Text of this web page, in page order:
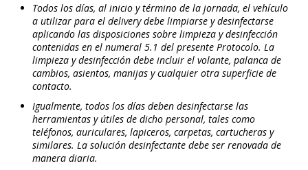
Todos los días, al inicio y término de la jornada, el vehículo
a utilizar para el delivery debe limpiarse y desinfectarse
aplicando las disposiciones sobre limpieza y desinfección
contenidas en el numeral 5.1 del presente Protocolo. La
limpieza y desinfección debe incluir el volante, palanca de
cambios, asientos, manijas y cualquier otra superficie de
contacto.
Igualmente, todos los días deben desinfectarse las
herramientas y útiles de dicho personal, tales como
teléfonos, auriculares, lapiceros, carpetas, cartucheras y
similares. La solución desinfectante debe ser renovada de
manera diaria.